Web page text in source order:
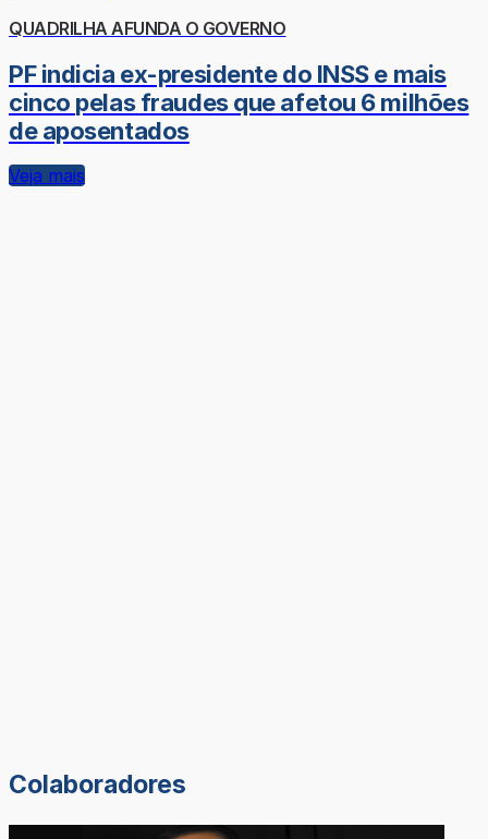
QUADRILHA AFUNDA O GOVERNO
PF indicia ex-presidente do INSS e mais
cinco pelas fraudes que afetou 6 milhões
de aposentados
Veja mais
Colaboradores